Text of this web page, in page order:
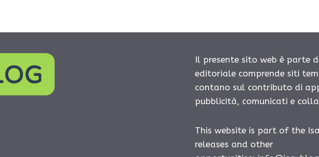
Il presente sito web è parte
editoriale comprende siti
contano sul contributo di
pubblicità, comunicati e
This website is part of the
releases and other